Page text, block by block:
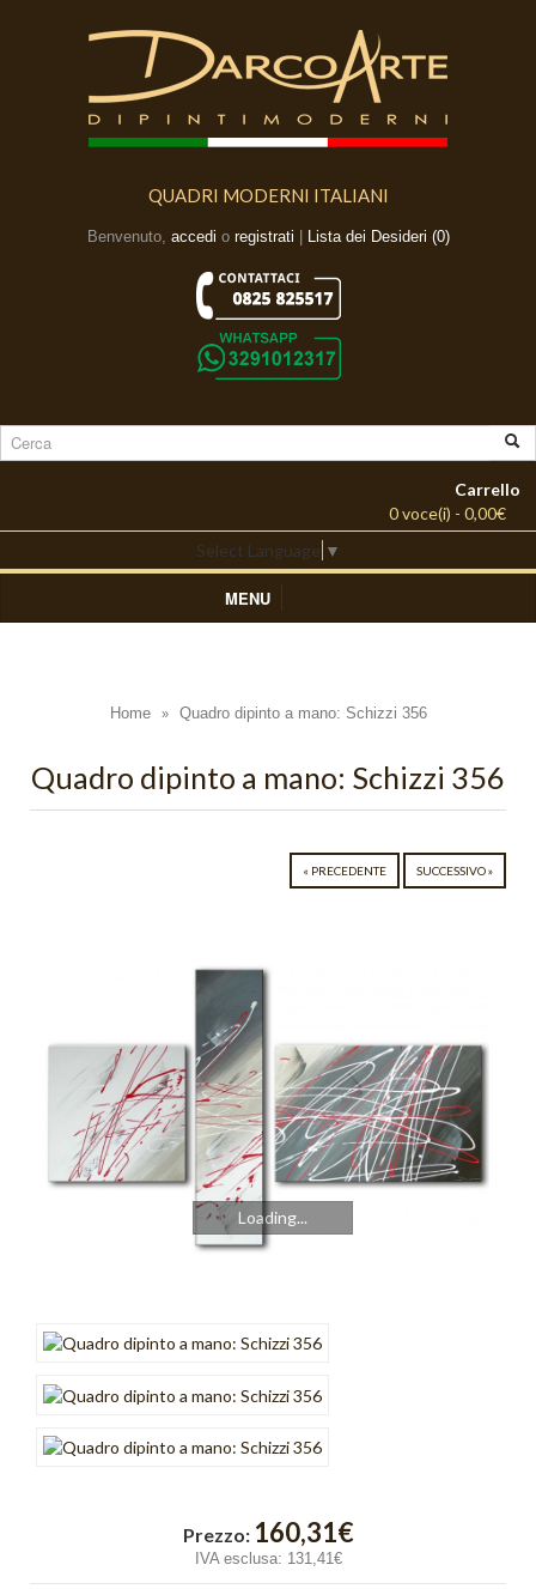
QUADRI MODERNI ITALIANI
Benvenuto, accedi o registrati Lista dei Desideri (0)
Carrello
0 voce(i) - 0,00€
Select Language ▼
MENU
Blue Light
Emozioni
Gold Light
Home » Quadro dipinto a mano: Schizzi 356
Quadro dipinto a mano: Schizzi 356
« PRECEDENTE SUCCESSIVO »
Loading...
Prezzo: 160,31€
IVA esclusa: 131,41€